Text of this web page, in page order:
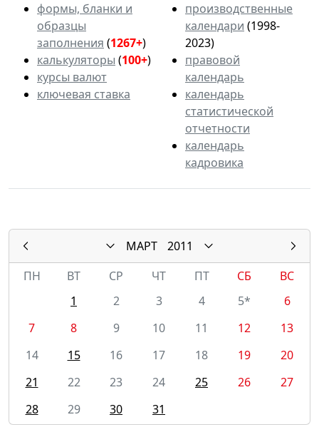
формы, бланки и
образцы
заполнения (1267+)
калькуляторы (100+)
курсы валют
ключевая ставка
производственные
календари (1998-
2023)
правовой
календарь
календарь
статистической
отчетности
календарь
кадровика
МАРТ
2011
ПН
ВТ СР ЧТ ПТ СБ
ВС
1
2 3 4 5*
6
7
8 9 10 11 12
13
14
15 16 17 18 19
20
21
22 23 24 25 26
27
28
29 30 31